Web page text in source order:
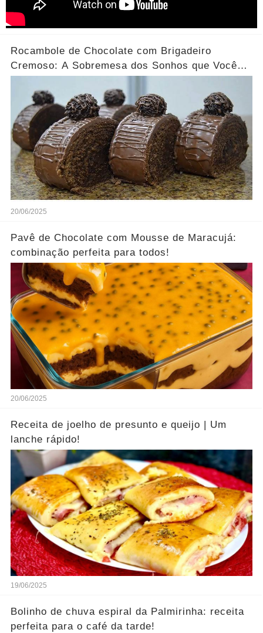
Rocambole de Chocolate com Brigadeiro
Cremoso: A Sobremesa dos Sonhos que Você
20/06/2025
Pavê de Chocolate com Mousse de Maracujá:
combinação perfeita para todos!
20/06/2025
Receita de joelho de presunto e queijo | Um
lanche rápido!
19/06/2025
Bolinho de chuva espiral da Palmirinha: receita
perfeita para o café da tarde!